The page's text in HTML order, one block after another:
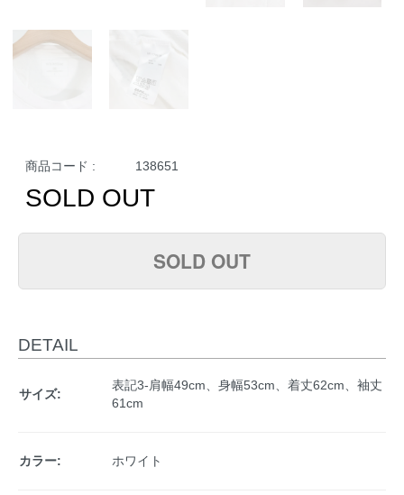
商品コード : 138651
SOLD OUT
SOLD OUT
DETAIL
サイズ:
表記3-肩幅49cm、身幅53cm、着丈62cm、袖丈
61cm
カラー: ホワイト